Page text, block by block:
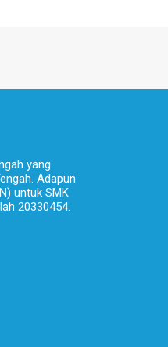
yang
Adapun
untuk SMK
20330454.